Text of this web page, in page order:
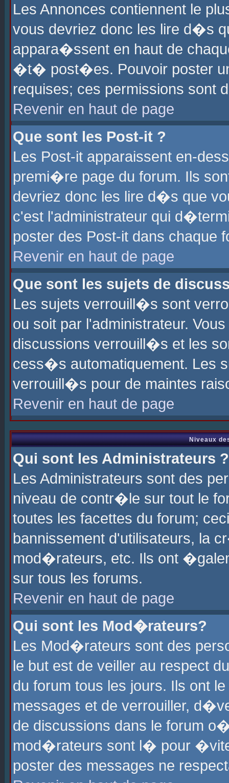
Les Annonces contiennent le
vous devriez donc les lire d�s
appara�ssent en haut de
�t� post�es. Pouvoir poster
requises; ces permissions sont
Revenir en haut de page
Que sont les Post-it ?
Les Post-it apparaissent en-
premi�re page du forum. Ils
devriez donc les lire d�s que
c'est l'administrateur qui
poster des Post-it dans chaque
Revenir en haut de page
Que sont les sujets de
Les sujets verrouill�s sont
ou soit par l'administrateur.
discussions verrouill�s et les
cess�s automatiquement. Les
verrouill�s pour de maintes
Revenir en haut de page
Niveaux
Qui sont les Administrateurs ?
Les Administrateurs sont des
niveau de contr�le sur tout le
toutes les facettes du forum;
bannissement d'utilisateurs, la
mod�rateurs, etc. Ils ont
sur tous les forums.
Revenir en haut de page
Qui sont les Mod�rateurs?
Les Mod�rateurs sont des
le but est de veiller au respect
du forum tous les jours. Ils ont
messages et de verrouiller,
de discussions dans le forum
mod�rateurs sont l� pour
poster des messages ne